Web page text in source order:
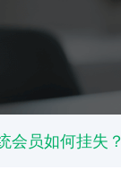
会员如何挂失？